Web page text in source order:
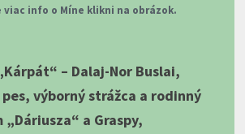
viac info o Míne klikni na obrázok.
– Dalaj-Nor Buslai,
výborný strážca a rodinný
„Dáriusza“ a Graspy,